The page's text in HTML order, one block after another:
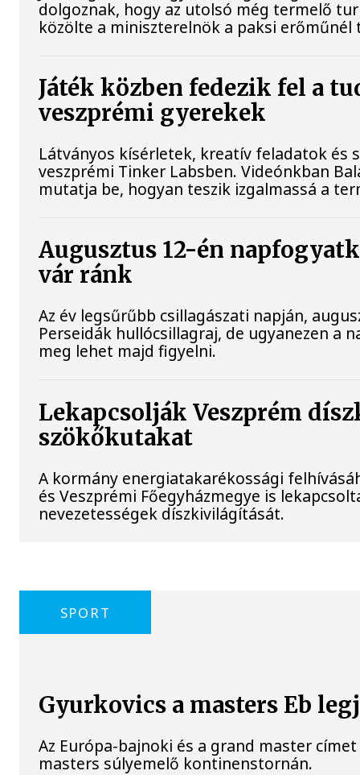
dolgoznak, hogy az utolsó még termelő
közölte a miniszterelnök a paksi
Játék közben fedezik fel a
veszprémi gyerekek
Látványos kísérletek, kreatív feladatok és
veszprémi Tinker Labsben. Videónkban
mutatja be, hogyan teszik izgalmassá a
Augusztus 12-én
vár ránk
Az év legsűrűbb csillagászati napján,
Perseidák hullócsillagraj, de ugyanezen a
meg lehet majd figyelni.
Lekapcsolják Veszprém
szökőkutakat
A kormány energiatakarékossági
és Veszprémi Főegyházmegye is
nevezetességek díszkivilágítását.
SPORT
Gyurkovics a masters Eb
Az Európa-bajnoki és a grand master
masters súlyemelő kontinenstornán.